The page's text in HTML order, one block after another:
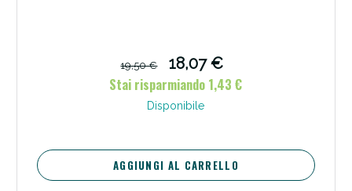
19,50 €
18,07 €
Stai risparmiando 1,43 €
Disponibile
AGGIUNGI AL CARRELLO